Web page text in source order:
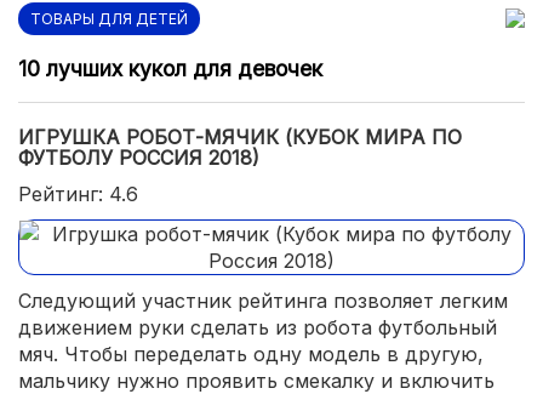
ТОВАРЫ ДЛЯ ДЕТЕЙ
10 лучших кукол для девочек
ИГРУШКА РОБОТ-МЯЧИК (КУБОК МИРА ПО
ФУТБОЛУ РОССИЯ 2018)
Рейтинг: 4.6
Следующий участник рейтинга позволяет легким
движением руки сделать из робота футбольный
мяч. Чтобы переделать одну модель в другую,
мальчику нужно проявить смекалку и включить